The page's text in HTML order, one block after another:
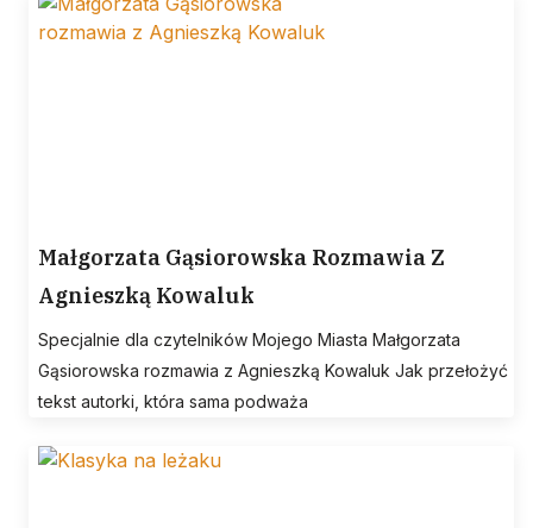
Małgorzata Gąsiorowska Rozmawia Z
Agnieszką Kowaluk
Specjalnie dla czytelników Mojego Miasta Małgorzata
Gąsiorowska rozmawia z Agnieszką Kowaluk Jak przełożyć
tekst autorki, która sama podważa